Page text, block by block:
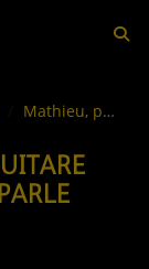
Mathieu, professeur de guitare classique a l'AMH, nous parle de son métier !